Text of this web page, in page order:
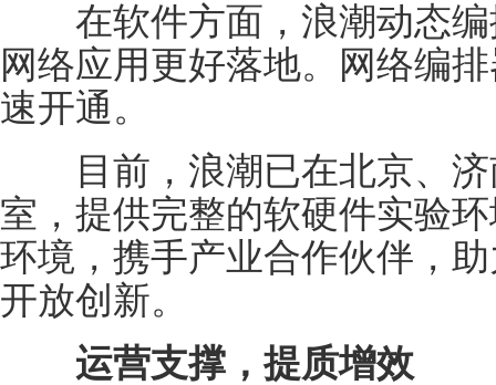
在软件方面，浪潮动态编
网络应用更好落地。网络编
速开通。
目前，浪潮已在北京、济
室，提供完整的软硬件实验
环境，携手产业合作伙伴，
开放创新。
运营支撑，提质增效